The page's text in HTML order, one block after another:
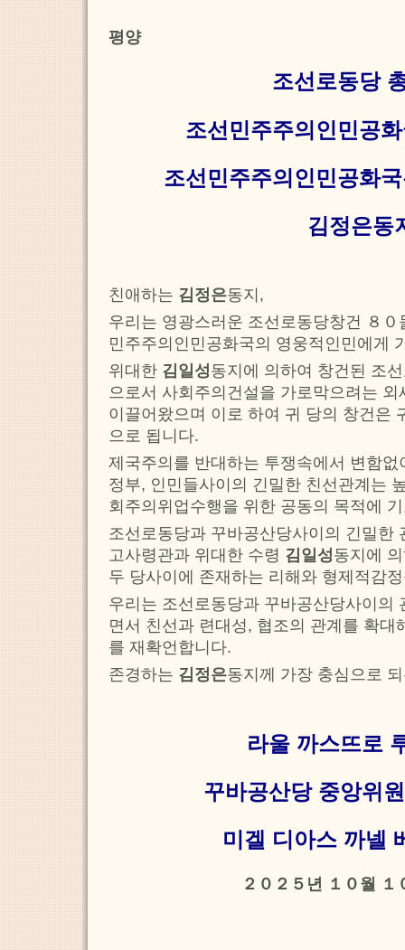
평양
조선로동당
조선민주주의인민공
조선민주주의인민공화
김정은동
친애하는 김정은동지,
우리는 영광스러운 조선로동당창건 ８
민주주의인민공화국의 영웅적인민에게
위대한 김일성동지에 의하여 창건된 조
으로서 사회주의건설을 가로막으려는
이끌어왔으며 이로 하여 귀 당의 창건은
으로 됩니다.
제국주의를 반대하는 투쟁속에서 변함
정부, 인민들사이의 긴밀한 친선관계는
회주의위업수행을 위한 공동의 목적에
조선로동당과 꾸바공산당사이의 긴밀한
고사령관과 위대한 수령 김일성동지에
두 당사이에 존재하는 리해와 형제적감
우리는 조선로동당과 꾸바공산당사이의
면서 친선과 련대성, 협조의 관계를 확대
를 재확언합니다.
존경하는 김정은동지께 가장 충심으로
라울 까스뜨로
꾸바공산당 중앙위
미겔 디아스 까넬
２０２５년 １０월 １